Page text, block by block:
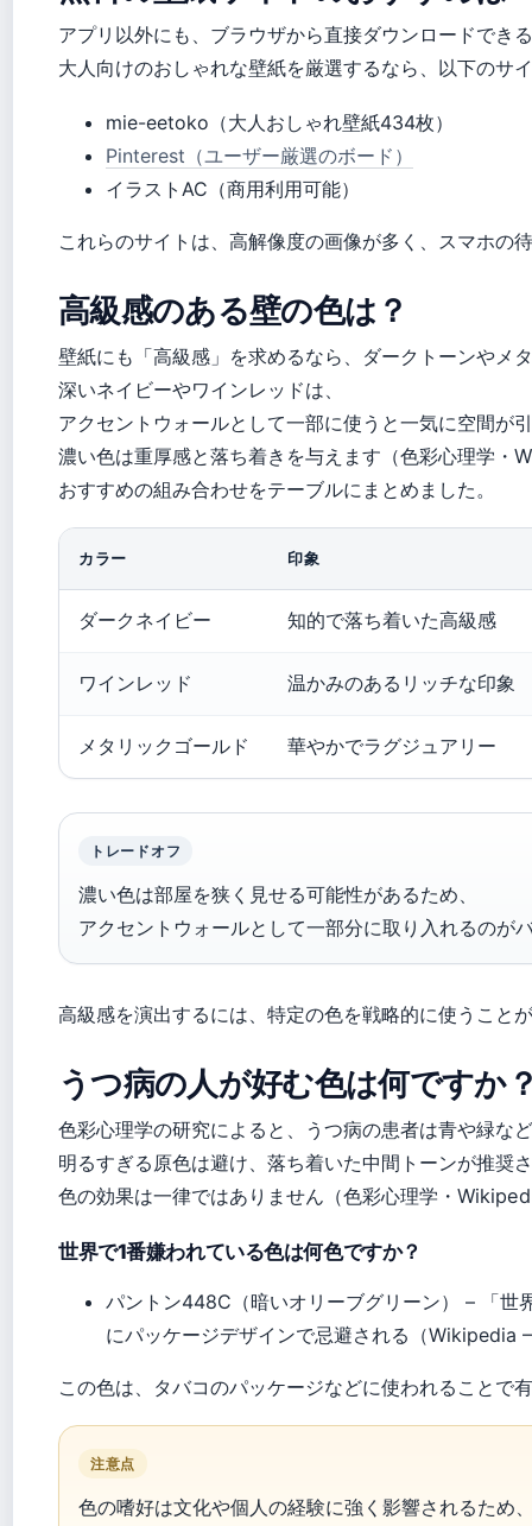
アプリ以外にも、ブラウザから直接ダウンロードでき
大人向けのおしゃれな壁紙を厳選するなら、以下のサ
mie-eetoko（大人おしゃれ壁紙434枚）
Pinterest（ユーザー厳選のボード）
イラストAC（商用利用可能）
これらのサイトは、高解像度の画像が多く、スマホの
高級感のある壁の色は？
壁紙にも「高級感」を求めるなら、ダークトーンやメ
深いネイビーやワインレッドは、
アクセントウォールとして一部に使うと一気に空間が
濃い色は重厚感と落ち着きを与えます（色彩心理学・
おすすめの組み合わせをテーブルにまとめました。
カラー 印象
ダークネイビー 知的で落ち着いた高級感
ワインレッド 温かみのあるリッチな印象
メタリックゴールド 華やかでラグジュアリー
トレードオフ
濃い色は部屋を狭く見せる可能性があるため、
アクセントウォールとして一部分に取り入れるのが
高級感を演出するには、特定の色を戦略的に使うこと
うつ病の人が好む色は何ですか
色彩心理学の研究によると、うつ病の患者は青や緑な
明るすぎる原色は避け、落ち着いた中間トーンが推奨
色の効果は一律ではありません（色彩心理学・
世界で1番嫌われている色は何色ですか？
パントン448C（暗いオリーブグリーン） – 「世
にパッケージデザインで忌避される（Wikipedia
この色は、タバコのパッケージなどに使われることで
注意点
色の嗜好は文化や個人の経験に強く影響されるため